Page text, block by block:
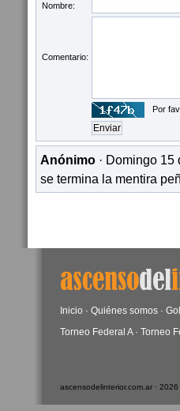
Nombre:
Comentario:
Por
Anónimo · Domingo
se termina la mentira
Inicio · Quiénes somos ·
Torneo Federal A· Torneo
ascensodelinterior.com.ar ·